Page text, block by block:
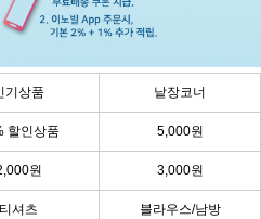
기상품 낱장코너
할인상품 5,000원
원 3,000원
티셔츠 블라우스/남방